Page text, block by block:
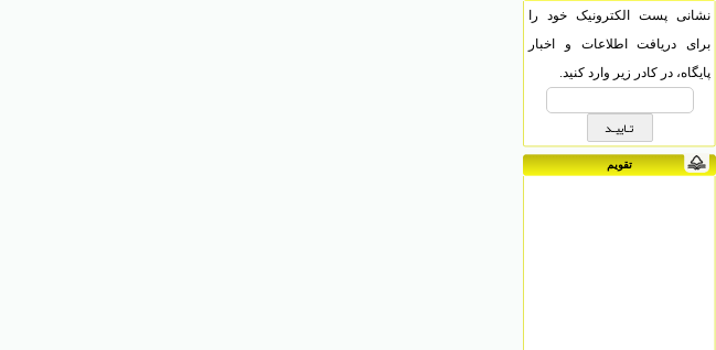
نشانی پست الکترونیک خود را
برای دریافت اطلاعات و اخبار
پایگاه، در کادر زیر وارد کنید.
تقویم